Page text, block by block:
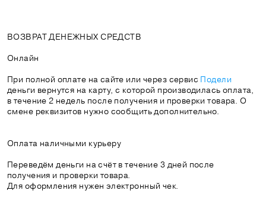
ВОЗВРАТ ДЕНЕЖНЫХ СРЕДСТВ
Онлайн
При полной оплате на сайте или через сервис Подели
деньги вернутся на карту, с которой производилась оплата,
в течение 2 недель после получения и проверки товара. О
смене реквизитов нужно сообщить дополнительно.
Оплата наличными курьеру
Переведём деньги на счёт в течение 3 дней после
получения и проверки товара.
Для оформления нужен электронный чек.